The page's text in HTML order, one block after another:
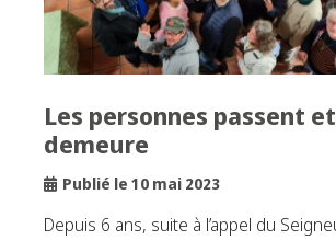
Les personnes passent
demeure
Publié le 10 mai 2023
Depuis 6 ans, suite à l’appel du